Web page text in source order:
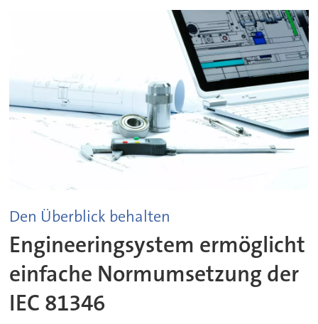
Den Überblick behalten
Engineeringsystem ermöglicht
einfache Normumsetzung der
IEC 81346